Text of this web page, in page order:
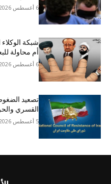
6 أغسطس 2026
شبكة
أم محاولة
6 أغسطس 2026
تصعيد
القسري
5 أغسطس 2026